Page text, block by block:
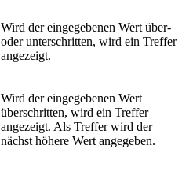
Wird der eingegebenen Wert über-
oder unterschritten, wird ein Treffer
angezeigt.
Wird der eingegebenen Wert
überschritten, wird ein Treffer
angezeigt. Als Treffer wird der
nächst höhere Wert angegeben.